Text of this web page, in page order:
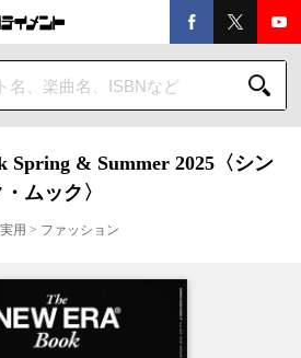
Spring & Summer 2025〈シン
ムック〉
用 > ファッション